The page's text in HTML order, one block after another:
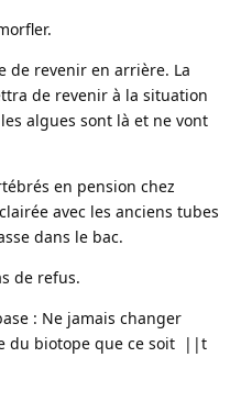
de revenir en arrière. La
de revenir à la situation
algues sont là et ne vont
en pension chez
avec les anciens tubes
dans le bac.
de refus.
: Ne jamais changer
du biotope que ce soit ||t